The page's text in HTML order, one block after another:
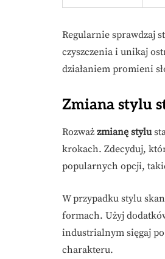
Regularnie sprawdzaj
czyszczenia i unikaj
działaniem promieni
Zmiana stylu
Rozważ zmianę stylu
krokach. Zdecyduj,
popularnych opcji,
W przypadku stylu
formach. Użyj
industrialnym sięgaj
charakteru.